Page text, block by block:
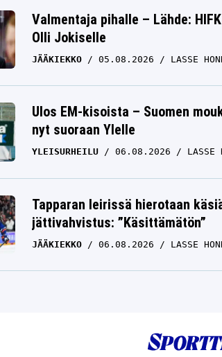
Valmentaja pihalle – Lähde:
Olli Jokiselle
JÄÄKIEKKO 05.08.2026 LASSE
Ulos EM-kisoista – Suomen
nyt suoraan Ylelle
YLEISURHEILU 06.08.2026 LASSE
Tapparan leirissä hierotaan
jättivahvistus: ”Käsittämätön”
JÄÄKIEKKO 06.08.2026 LASSE